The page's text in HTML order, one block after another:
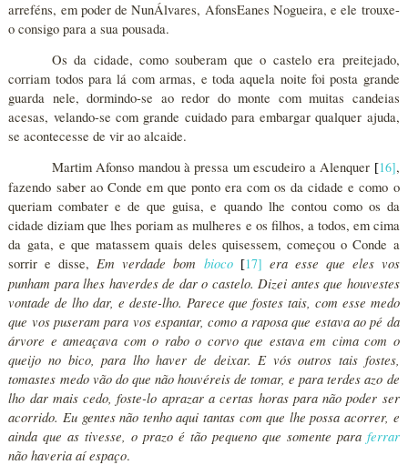
arreféns, em poder de NunÁlvares, AfonsEanes Nogueira, e ele trouxe-
o consigo para a sua pousada.
Os da cidade, como souberam que o castelo era preitejado,
corriam todos para lá com armas, e toda aquela noite foi posta grande
guarda nele, dormindo-se ao redor do monte com muitas candeias
acesas, velando-se com grande cuidado para embargar qualquer ajuda,
se acontecesse de vir ao alcaide.
Martim Afonso mandou à pressa um escudeiro a Alenquer [16],
fazendo saber ao Conde em que ponto era com os da cidade e como o
queriam combater e de que guisa, e quando lhe contou como os da
cidade diziam que lhes poriam as mulheres e os filhos, a todos, em cima
da gata, e que matassem quais deles quisessem, começou o Conde a
sorrir e disse,Em verdade bom bioco [17] era esse que eles vos
punham para lhes haverdes de dar o castelo. Dizei antes que houvestes
vontade de lho dar, e deste-lho. Parece que fostes tais, com esse medo
que vos puseram para vos espantar, como a raposa que estava ao pé da
árvore e ameaçava com o rabo o corvo que estava em cima com o
queijo no bico, para lho haver de deixar. E vós outros tais fostes,
tomastes medo vão do que não houvéreis de tomar, e para terdes azo de
lho dar mais cedo, foste-lo aprazar a certas horas para não poder ser
acorrido. Eu gentes não tenho aqui tantas com que lhe possa acorrer, e
ainda que as tivesse, o prazo é tão pequeno que somente para ferrar
não haveria aí espaço.